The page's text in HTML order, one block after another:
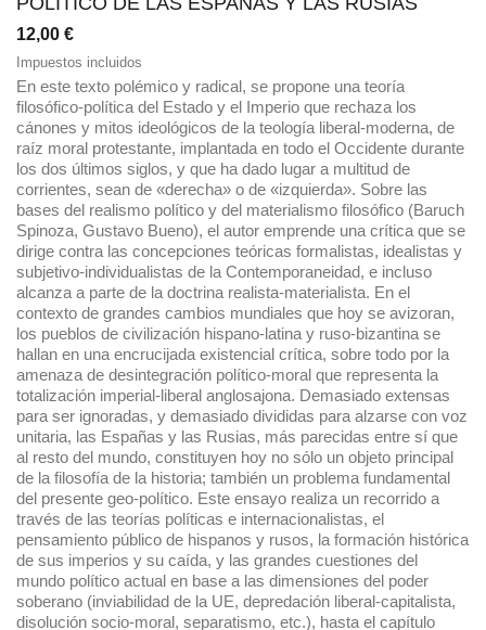
12,00 €
Impuestos incluidos
En este texto polémico y radical, se propone una teoría
filosófico-política del Estado y el Imperio que rechaza los
cánones y mitos ideológicos de la teología liberal-moderna, de
raíz moral protestante, implantada en todo el Occidente durante
los dos últimos siglos, y que ha dado lugar a multitud de
corrientes, sean de «derecha» o de «izquierda». Sobre las
bases del realismo político y del materialismo filosófico (Baruch
Spinoza, Gustavo Bueno), el autor emprende una crítica que se
dirige contra las concepciones teóricas formalistas, idealistas y
subjetivo-individualistas de la Contemporaneidad, e incluso
alcanza a parte de la doctrina realista-materialista. En el
contexto de grandes cambios mundiales que hoy se avizoran,
los pueblos de civilización hispano-latina y ruso-bizantina se
hallan en una encrucijada existencial crítica, sobre todo por la
amenaza de desintegración político-moral que representa la
totalización imperial-liberal anglosajona. Demasiado extensas
para ser ignoradas, y demasiado divididas para alzarse con voz
unitaria, las Españas y las Rusias, más parecidas entre sí que
al resto del mundo, constituyen hoy no sólo un objeto principal
de la filosofía de la historia; también un problema fundamental
del presente geo-político. Este ensayo realiza un recorrido a
través de las teorías políticas e internacionalistas, el
pensamiento público de hispanos y rusos, la formación histórica
de sus imperios y su caída, y las grandes cuestiones del
mundo político actual en base a las dimensiones del poder
soberano (inviabilidad de la UE, depredación liberal-capitalista,
disolución socio-moral, separatismo, etc.), hasta el capítulo